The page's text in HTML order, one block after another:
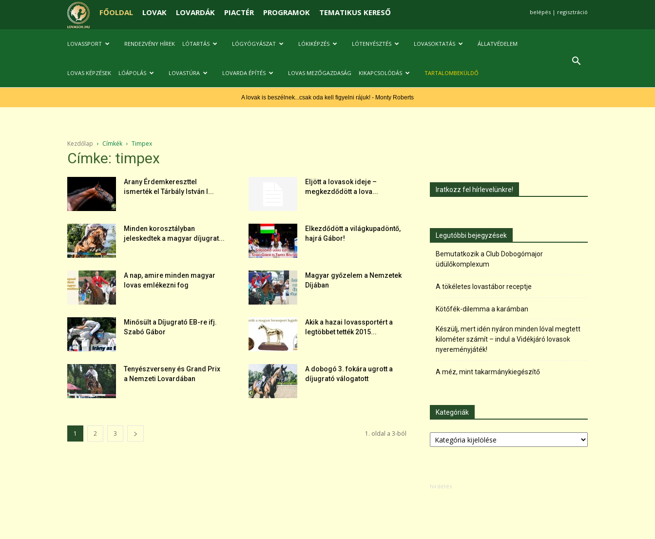
FŐOLDAL LOVAK LOVARDÁK PIACTÉR PROGRAMOK TEMATIKUS KERESŐ belépés | regisztráció
LOVASSPORT RENDEZVÉNY HÍREK LÓTARTÁS LÓGYÓGYÁSZAT LÓKIKÉPZÉS LÓTENYÉSZTÉS LOVASOKTATÁS ÁLLATVÉDELEM
LOVAS KÉPZÉSEK LÓÁPOLÁS LOVASTÚRA LOVARDA ÉPÍTÉS LOVAS MEZŐGAZDASÁG KIKAPCSOLÓDÁS TARTALOMBEKÜLDŐ
A lovak is beszélnek...csak oda kell figyelni rájuk! - Monty Roberts
Kezdőlap Címkék Timpex
Címke: timpex
Arany Érdemkereszttel
ismerték el Tárbály István l...
Eljött a lovasok ideje –
megkezdődött a lova...
Minden korosztályban
jeleskedtek a magyar díjugrat...
Elkezdődött a világkupadöntő,
hajrá Gábor!
A nap, amire minden magyar
lovas emlékezni fog
Magyar győzelem a Nemzetek
Díjában
Minősült a Díjugrató EB-re ifj.
Szabó Gábor
Akik a hazai lovassportért a
legtöbbet tették 2015...
Tenyészverseny és Grand Prix
a Nemzeti Lovardában
A dobogó 3. fokára ugrott a
díjugrató válogatott
1 2 3 1. oldal a 3-ból
Iratkozz fel hírlevelünkre!
Legutóbbi bejegyzések
Bemutatkozik a Club Dobogómajor
üdülőkomplexum
A tökéletes lovastábor receptje
Kötőfék-dilemma a karámban
Készülj, mert idén nyáron minden lóval megtett
kilométer számít – indul a Vidékjáró lovasok
nyereményjáték!
A méz, mint takarmánykiegészítő
Kategóriák
Kategóriák